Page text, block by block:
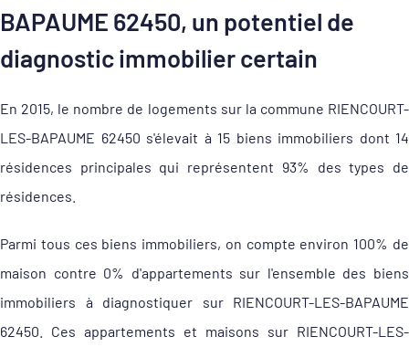
BAPAUME 62450, un potentiel de
diagnostic immobilier certain
En 2015, le nombre de logements sur la commune RIENCOURT-
LES-BAPAUME 62450 s'élevait à 15 biens immobiliers dont 14
résidences principales qui représentent 93% des types de
résidences.
Parmi tous ces biens immobiliers, on compte environ 100% de
maison contre 0% d'appartements sur l'ensemble des biens
immobiliers à diagnostiquer sur RIENCOURT-LES-BAPAUME
62450. Ces appartements et maisons sur RIENCOURT-LES-